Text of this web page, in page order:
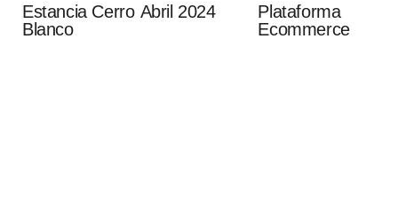
Estancia Cerro
Blanco
Abril 2024
Plataforma
Ecommerce